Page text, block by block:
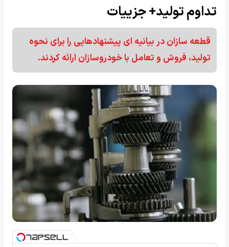
تداوم تولید+ جزییات
قطعه سازان در بیانیه ای پیشنهادهایی را برای نحوه
تولید، فروش و تعامل با خودروسازان ارائه کردند.